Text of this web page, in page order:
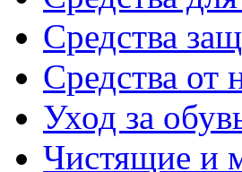
Средства
Средства от
Уход за
Чистящие и